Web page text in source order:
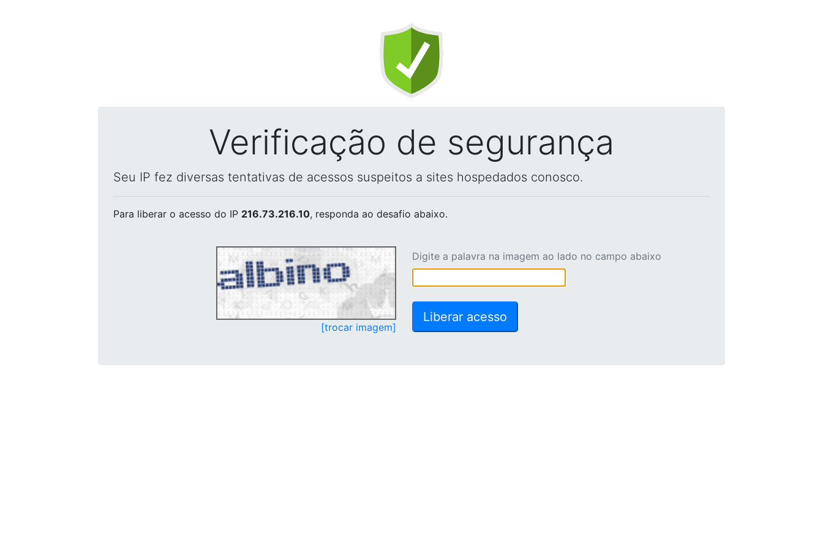
Verificação de segurança
Seu IP fez diversas tentativas de acessos suspeitos a sites hospedados conosco.
Para liberar o acesso do IP 216.73.216.10, responda ao desafio abaixo.
[trocar imagem]
Digite a palavra na imagem ao lado no campo abaixo